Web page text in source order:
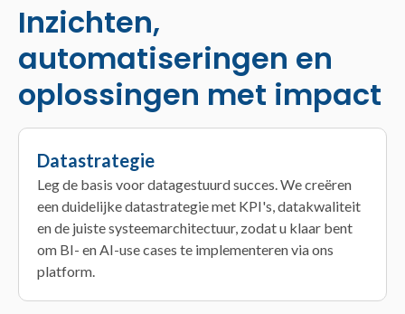
Inzichten,
automatiseringen en
oplossingen met impact
Datastrategie
Leg de basis voor datagestuurd succes. We creëren
een duidelijke datastrategie met KPI's, datakwaliteit
en de juiste systeemarchitectuur, zodat u klaar bent
om BI- en AI-use cases te implementeren via ons
platform.